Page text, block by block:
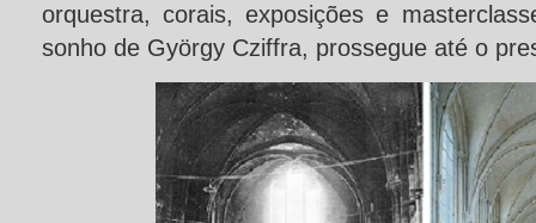
orquestra, corais, exposições e
sonho de György Cziffra, prossegue até o